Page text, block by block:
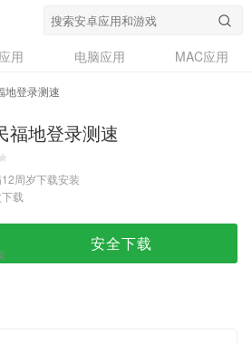
用 电脑应用
MAC应用
地登录测速
福地登录测速
周岁下载安装
载
安全下载